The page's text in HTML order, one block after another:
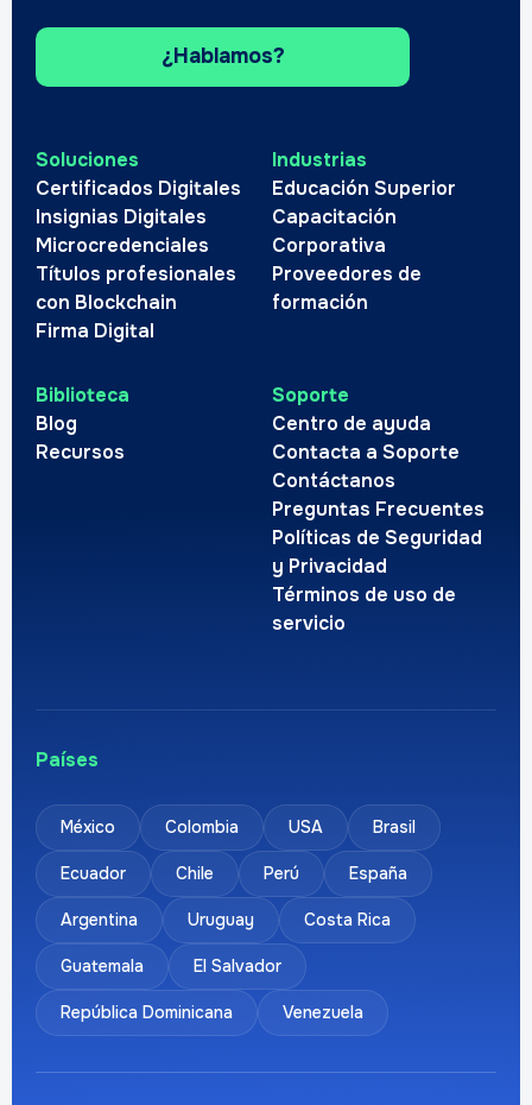
¿Hablamos?
Soluciones
Certificados Digitales
Insignias Digitales
Microcredenciales
Títulos profesionales
con Blockchain
Firma Digital
Industrias
Educación Superior
Capacitación
Corporativa
Proveedores de
formación
Biblioteca
Blog
Recursos
Soporte
Centro de ayuda
Contacta a Soporte
Contáctanos
Preguntas Frecuentes
Políticas de Seguridad
y Privacidad
Términos de uso de
servicio
Países
México Colombia USA Brasil
Ecuador Chile Perú España
Argentina Uruguay Costa Rica
Guatemala El Salvador
República Dominicana Venezuela